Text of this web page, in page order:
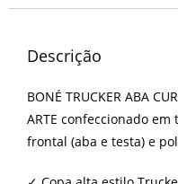
Descrição
BONÉ TRUCKER ABA
ARTE confeccionado
frontal (aba e testa) e